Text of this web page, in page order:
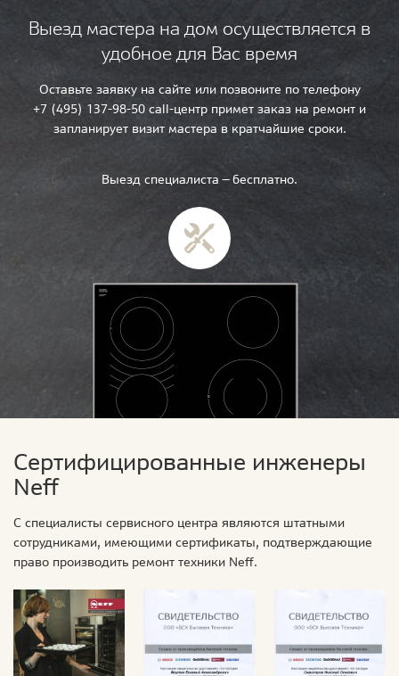
Выезд мастера на дом осуществляется в
удобное для Вас время
Оставьте заявку на сайте или позвоните по телефону
+7 (495) 137-98-50 call-центр примет заказ на ремонт и
запланирует визит мастера в кратчайшие сроки.
Выезд специалиста — бесплатно.
Сертифицированные инженеры
Neff
С специалисты сервисного центра являются штатными
сотрудниками, имеющими сертификаты, подтверждающие
право производить ремонт техники Neff.